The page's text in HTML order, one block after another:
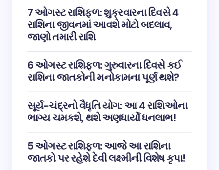
7 ઓગસ્ટ રાશિફળ: શુક્રવારના દિવસે 4
રાશિના જીવનમાં આવશે મોટો બદલાવ,
જાણો તમારી રાશિ
6 ઓગસ્ટ રાશિફળ: ગુરુવારના દિવસે કઈ
રાશિના જાતકોની મનોકામના પૂર્ણ થશે?
સૂર્ય-ચંદ્રનો વૈધૃતિ યોગ: આ 4 રાશિઓના
ભાગ્ય ચમકશે, થશે અણધાર્યો ધનલાભ!
5 ઓગસ્ટ રાશિફળ: આજે આ રાશિના
જાતકો પર રહેશે દેવી લક્ષ્મીની વિશેષ કૃપા!